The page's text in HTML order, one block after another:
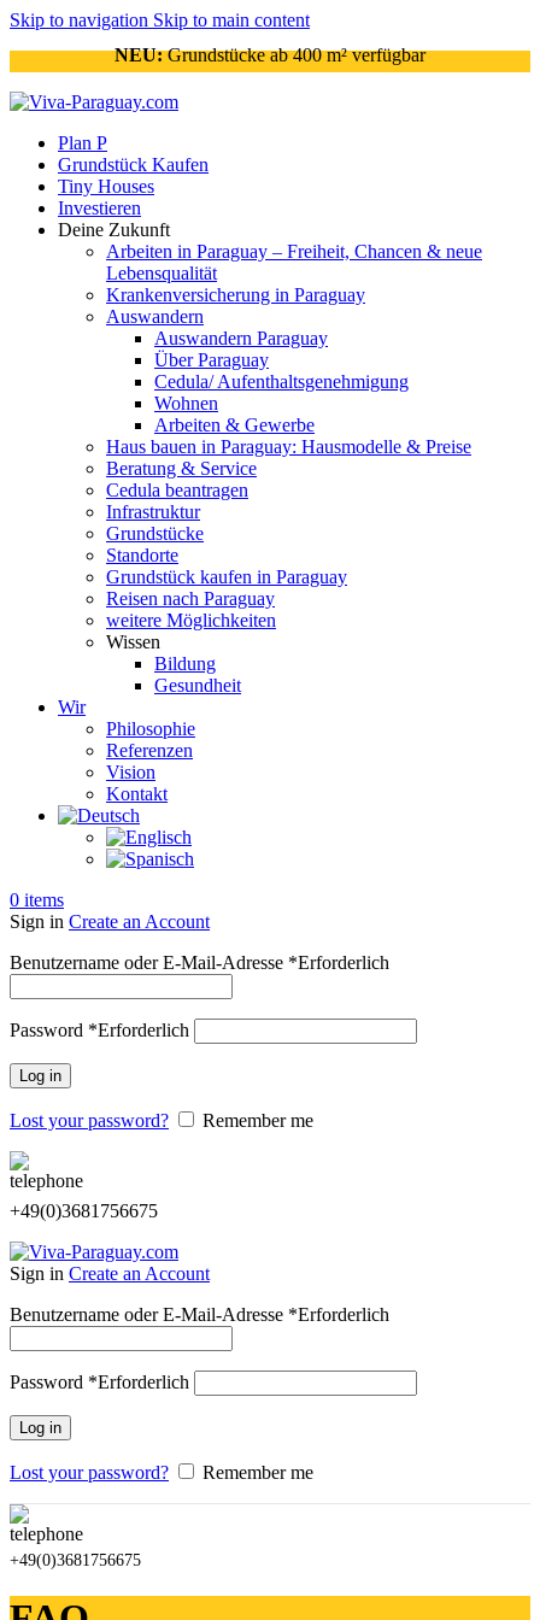
Skip to navigation Skip to main content
NEU:Grundstücke ab 400 m² verfügbar
Plan P
Grundstück Kaufen
Tiny Houses
Investieren
Deine Zukunft
Arbeiten in Paraguay – Freiheit, Chancen & neue
Lebensqualität
Krankenversicherung in Paraguay
Auswandern
Auswandern Paraguay
Über Paraguay
Cedula/ Aufenthaltsgenehmigung
Wohnen
Arbeiten & Gewerbe
Haus bauen in Paraguay: Hausmodelle & Preise
Beratung & Service
Cedula beantragen
Infrastruktur
Grundstücke
Standorte
Grundstück kaufen in Paraguay
Reisen nach Paraguay
weitere Möglichkeiten
Wissen
Bildung
Gesundheit
Wir
Philosophie
Referenzen
Vision
Kontakt
0 items
Sign in Create an Account
Benutzername oder E-Mail-Adresse *Erforderlich
Password *Erforderlich
Log in
Lost your password? Remember me
+49(0)3681756675
Sign in Create an Account
Benutzername oder E-Mail-Adresse *Erforderlich
Password *Erforderlich
Log in
Lost your password? Remember me
+49(0)3681756675